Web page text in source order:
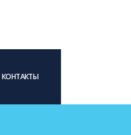
КОНТАКТЫ